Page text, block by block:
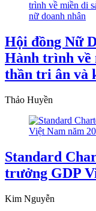
Hội đồng Nữ
Hành trình về
thần tri ân và
Thảo Huyền
Standard
trưởng GDP
Kim Nguyễn